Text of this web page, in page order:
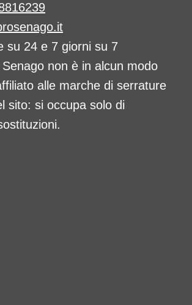
su 24 e 7 giorni su 7
non è in alcun modo
alle marche di serrature
sito: si occupa solo di